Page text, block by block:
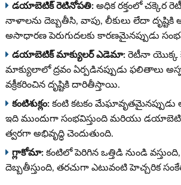
డయాబెటిక్ రెటినోపతి:అధిక రక్తంలో చక్కెర
నాళాలను దెబ్బతీసి, వాపు, లీకులు లేదా
అసాధారణ పెరుగుదలకు కారణమైనప్పుడు
డయాబెటిక్ మాక్యులర్ ఎడెమా:రెటీనా యొక్క
మాక్యులాలో ద్రవం ఏర్పడినప్పుడు ఫలితాలు
వక్రీకరించిన దృష్టికి దారితీస్తాయి.
కంటిశుక్లం:కంటి కటకం మేఘావృతమైనప్పుడు
ఇది ముందుగా సంభవిస్తుంది మరియు
త్వరగా అభివృద్ధి చెందుతుంది.
గ్లాకోమా:కంటిలో పెరిగిన ఒత్తిడి నుండి
దెబ్బతీస్తుంది, తరచుగా ఎటువంటి హెచ్చరిక